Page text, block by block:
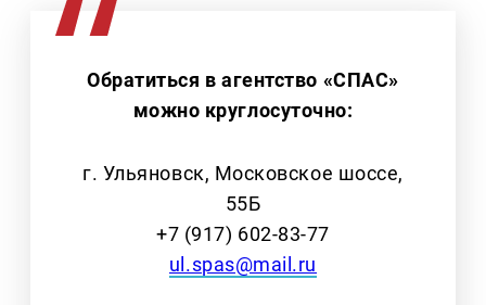
Обратиться в агентство «СПАС»
можно круглосуточно:
г. Ульяновск, Московское шоссе,
55Б
+7 (917) 602-83-77
ul.spas@mail.ru